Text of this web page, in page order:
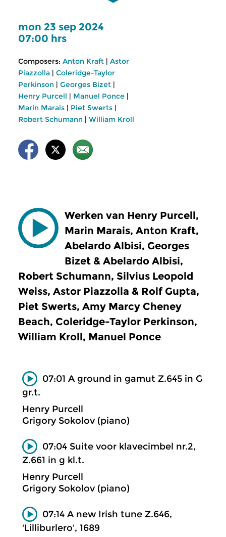
mon 23 sep 2024
07:00 hrs
Composers: Anton Kraft | Astor
Piazzolla | Coleridge-Taylor
Perkinson | Georges Bizet |
Henry Purcell | Manuel Ponce |
Marin Marais | Piet Swerts |
Robert Schumann | William Kroll
Werken van Henry Purcell,
Marin Marais, Anton Kraft,
Abelardo Albisi, Georges
Bizet & Abelardo Albisi,
Robert Schumann, Silvius Leopold
Weiss, Astor Piazzolla & Rolf Gupta,
Piet Swerts, Amy Marcy Cheney
Beach, Coleridge-Taylor Perkinson,
William Kroll, Manuel Ponce
07:01 A ground in gamut Z.645 in G
gr.t.
Henry Purcell
Grigory Sokolov (piano)
07:04 Suite voor klavecimbel nr.2,
Z.661 in g kl.t.
Henry Purcell
Grigory Sokolov (piano)
07:14 A new Irish tune Z.646,
'Lilliburlero', 1689